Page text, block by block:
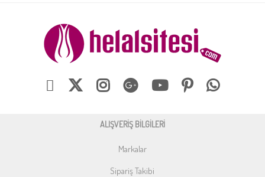
ALIŞVERİŞ BİLGİLERİ
Markalar
Sipariş Takibi